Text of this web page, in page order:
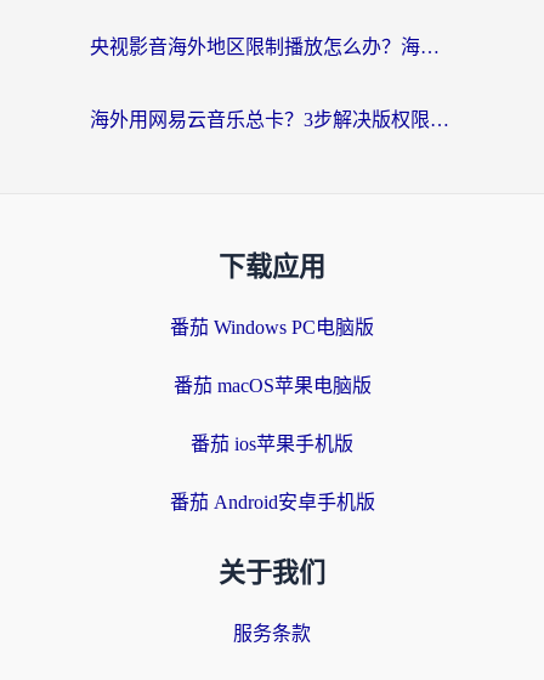
央视影音海外地区限制播放怎么办？海外党亲测有效的回国加速指南
海外用网易云音乐总卡？3步解决版权限制+卡顿，还能听喜马拉雅！
下载应用
番茄 Windows PC电脑版
番茄 macOS苹果电脑版
番茄 ios苹果手机版
番茄 Android安卓手机版
关于我们
服务条款